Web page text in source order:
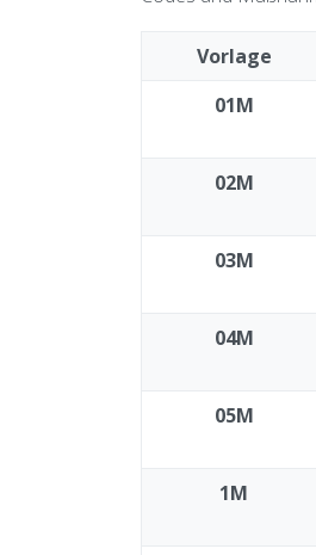
Vorlage
01M
02M
03M
04M
05M
1M